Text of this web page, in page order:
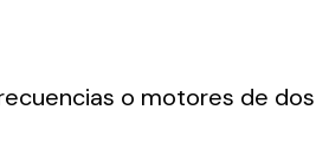
o motores de